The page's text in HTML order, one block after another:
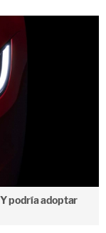
podría adoptar